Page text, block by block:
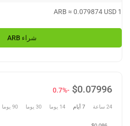
1
ARB ≈ 0.079874 USD
شراء ARB
$0.07996
-0.7%
24 ساعة 7 أيام 14 يوما 30 يوما 90 يوما